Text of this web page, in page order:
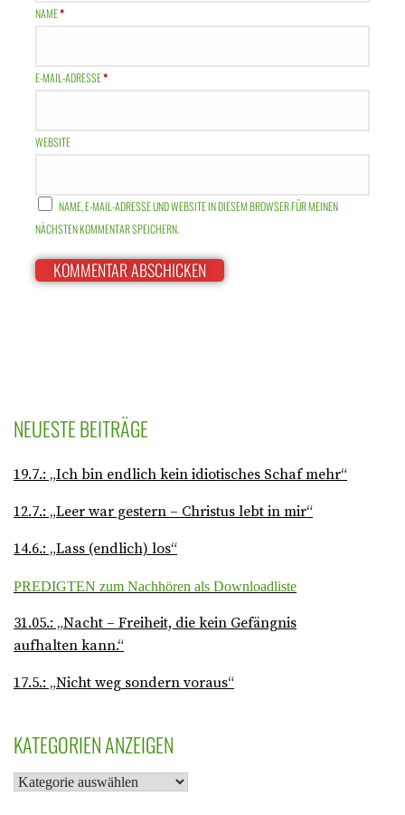
NAME*
E-MAIL-ADRESSE*
WEBSITE
NAME, E-MAIL-ADRESSE UND WEBSITE IN DIESEM BROWSER FÜR MEINEN
NÄCHSTEN KOMMENTAR SPEICHERN.
NEUESTE BEITRÄGE
19.7.: „Ich bin endlich kein idiotisches Schaf mehr“
12.7.: „Leer war gestern – Christus lebt in mir“
14.6.: „Lass (endlich) los“
PREDIGTEN zum Nachhören als Downloadliste
31.05.: „Nacht – Freiheit, die kein Gefängnis
aufhalten kann.“
17.5.: „Nicht weg sondern voraus“
KATEGORIEN ANZEIGEN